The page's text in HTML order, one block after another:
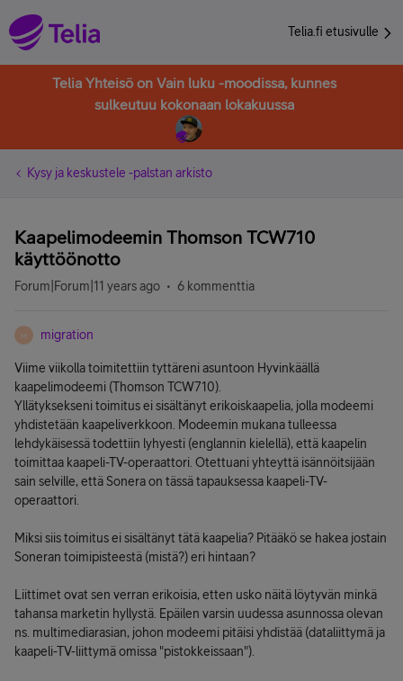
Telia.fi etusivulle
Telia Yhteisö on Vain luku -moodissa, kunnes
sulkeutuu kokonaan lokakuussa
Kysy ja keskustele -palstan arkisto
Kaapelimodeemin Thomson TCW710
käyttöönotto
Forum|Forum|11 years ago 6 kommenttia
M migration
Viime viikolla toimitettiin tyttäreni asuntoon Hyvinkäällä
kaapelimodeemi (Thomson TCW710).
Yllätyksekseni toimitus ei sisältänyt erikoiskaapelia, jolla modeemi
yhdistetään kaapeliverkkoon. Modeemin mukana tulleessa
lehdykäisessä todettiin lyhyesti (englannin kielellä), että kaapelin
toimittaa kaapeli-TV-operaattori. Otettuani yhteyttä isännöitsijään
sain selville, että Sonera on tässä tapauksessa kaapeli-TV-
operaattori.
Miksi siis toimitus ei sisältänyt tätä kaapelia? Pitääkö se hakea jostain
Soneran toimipisteestä (mistä?) eri hintaan?
Liittimet ovat sen verran erikoisia, etten usko näitä löytyvän minkä
tahansa marketin hyllystä. Epäilen varsin uudessa asunnossa olevan
ns. multimediarasian, johon modeemi pitäisi yhdistää (dataliittymä ja
kaapeli-TV-liittymä omissa "pistokkeissaan").